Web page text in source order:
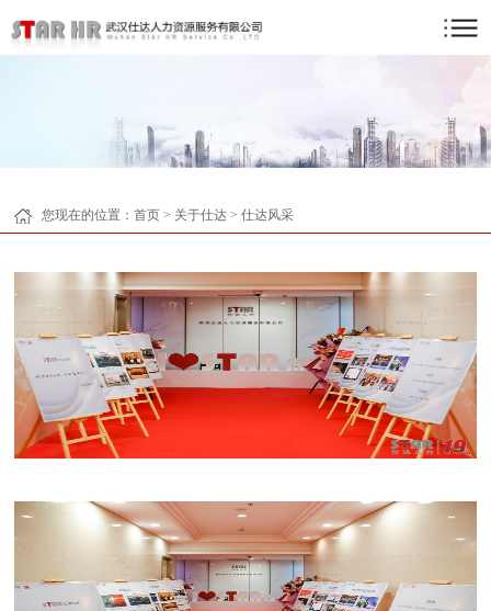
您现在的位置：首页 > 关于仕达 >仕达风采